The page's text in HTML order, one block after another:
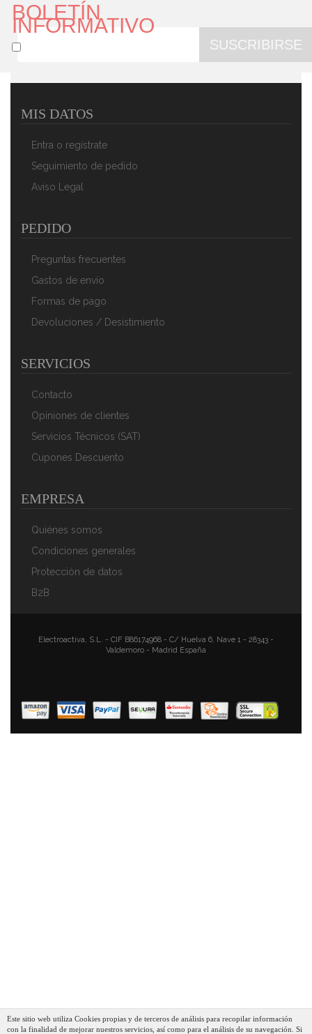
Ancho X Profundo) Habitación Infantil Y Juvenil, 2
Baldas, Nova Roble Cambrian
BOLETÍN
INFORMATIVO
SUSCRIBIRSE
MIS DATOS
Entra o regístrate
Seguimiento de pedido
Aviso Legal
PEDIDO
Preguntas frecuentes
Gastos de envío
Formas de pago
Devoluciones / Desistimiento
SERVICIOS
Contacto
Opiniones de clientes
Servicios Técnicos (SAT)
Cupones Descuento
EMPRESA
Quiénes somos
Condiciones generales
Protección de datos
B2B
Electroactiva, S.L. - CIF B86174968 - C/ Huelva 6, Nave 1 - 28343 -
Valdemoro - Madrid España
Este sitio web utiliza Cookies propias y de terceros de análisis para recopilar información
con la finalidad de mejorar nuestros servicios, así como para el análisis de su navegación. Si